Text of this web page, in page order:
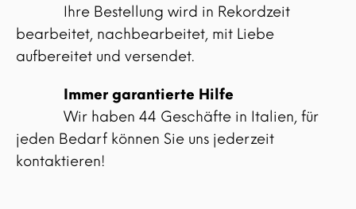
Ihre Bestellung wird in Rekordzeit
bearbeitet, nachbearbeitet, mit Liebe
aufbereitet und versendet.
Immer garantierte Hilfe
Wir haben 44 Geschäfte in Italien, für
jeden Bedarf können Sie uns jederzeit
kontaktieren!